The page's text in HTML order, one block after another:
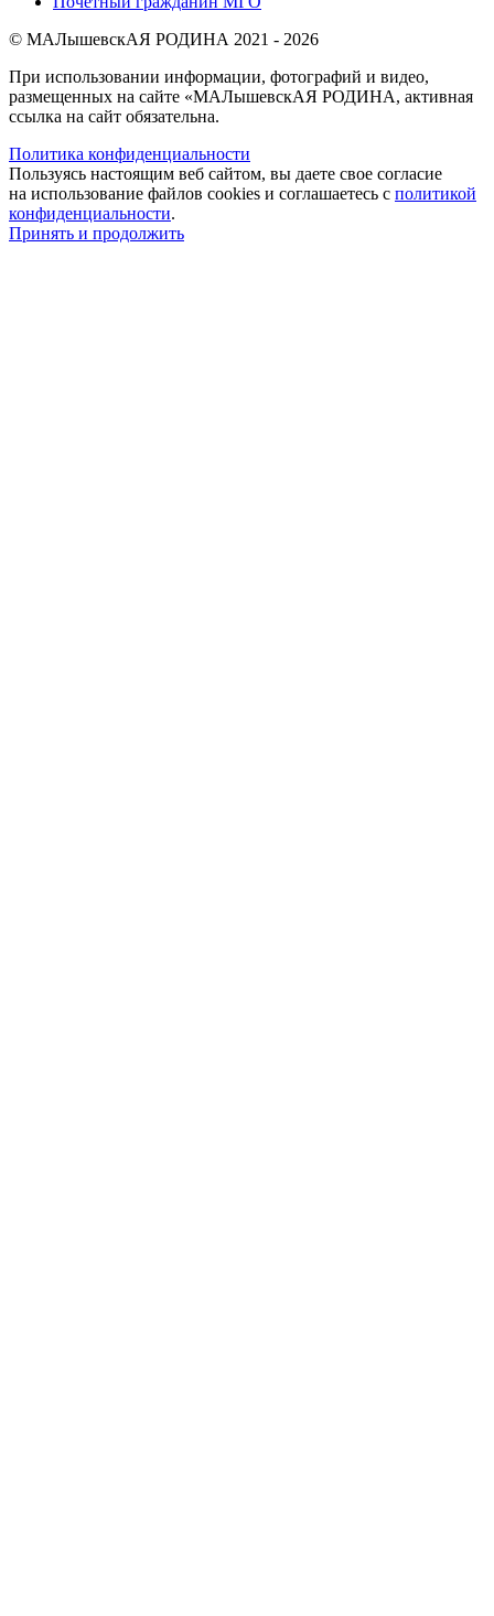
© МАЛышевскАЯ РОДИНА 2021 - 2026
При использовании информации, фотографий и видео,
размещенных на сайте «МАЛышевскАЯ РОДИНА, активная
ссылка на сайт обязательна.
Политика конфиденциальности
Пользуясь настоящим веб сайтом, вы даете свое согласие
на использование файлов cookies и соглашаетесь с политикой
конфиденциальности.
Принять и продолжить